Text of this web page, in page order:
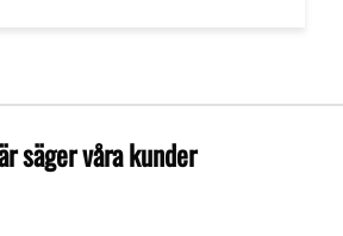
säger våra kunder